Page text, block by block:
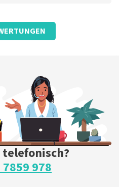
TopTicketShop
bestellt!
hatten.
Original anzeigen
978